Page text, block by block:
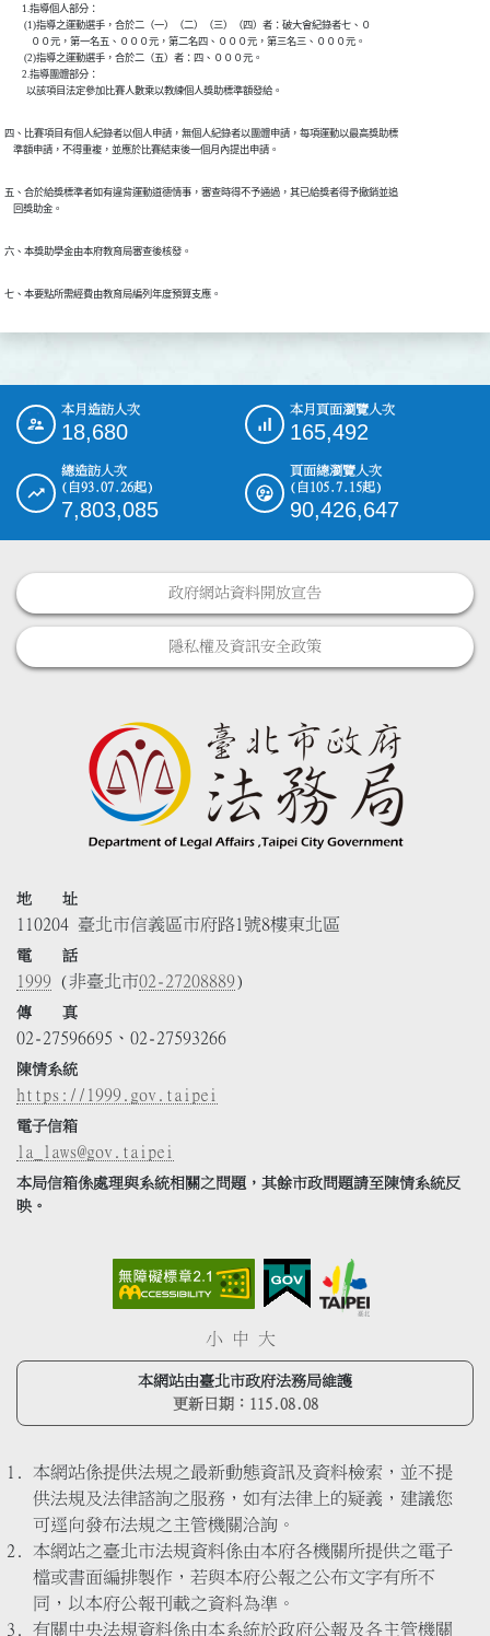
        1.指導個人部分：
         (1)指導之運動選手，合於二（一）（二）（三）（四）者：破大會紀錄者七、０
            ００元，第一名五、０００元，第二名四、０００元，第三名三、０００元。
         (2)指導之運動選手，合於二（五）者：四、０００元。
        2.指導團體部分：
          以該項目法定參加比賽人數乘以教練個人獎助標準額發給。
四、比賽項目有個人紀錄者以個人申請，無個人紀錄者以團體申請，每項運動以最高獎助標
    準額申請，不得重複，並應於比賽結束後一個月內提出申請。
五、合於給獎標準者如有違背運動道德情事，審查時得不予通過，其已給獎者得予撤銷並追
    回獎助金。
六、本獎助學金由本府教育局審查後核發。
七、本要點所需經費由教育局編列年度預算支應。
::: 本月造訪人次
18,680
本月頁面瀏覽人次
165,492
總造訪人次
(自93.07.26起)
7,803,085
頁面總瀏覽人次
(自105.7.15起)
90,426,647
政府網站資料開放宣告
隱私權及資訊安全政策
地 址
110204 臺北市信義區市府路1號8樓東北區
電 話
1999 (非臺北市02-27208889)
傳 真
02-27596695、02-27593266
陳情系統
https://1999.gov.taipei
電子信箱
la_laws@gov.taipei
本局信箱係處理與系統相關之問題，其餘市政問題請至陳情系統反
映。
小 中 大
本網站由臺北市政府法務局維護
更新日期： 115.08.08
本網站係提供法規之最新動態資訊及資料檢索，並不提
供法規及法律諮詢之服務，如有法律上的疑義，建議您
可逕向發布法規之主管機關洽詢。
本網站之臺北市法規資料係由本府各機關所提供之電子
檔或書面編排製作，若與本府公報之公布文字有所不
同，以本府公報刊載之資料為準。
有關中央法規資料係由本系統於政府公報及各主管機關